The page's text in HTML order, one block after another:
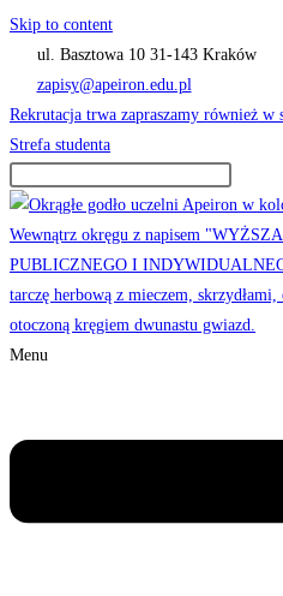
Skip to content
ul. Basztowa 10 31-143 Kraków
zapisy@apeiron.edu.pl
Rekrutacja trwa zapraszamy również w
Strefa studenta
Menu